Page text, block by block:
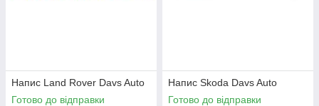
Напис Land Rover Davs Auto
Готово до відправки
Напис Skoda Davs Auto
Готово до відправки